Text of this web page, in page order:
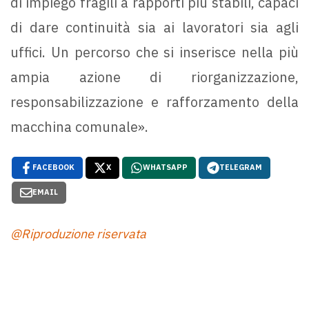
di dare continuità sia ai lavoratori sia agli
uffici. Un percorso che si inserisce nella più
ampia azione di riorganizzazione,
responsabilizzazione e rafforzamento della
macchina comunale».
FACEBOOK X WHATSAPP TELEGRAM
EMAIL
@Riproduzione riservata